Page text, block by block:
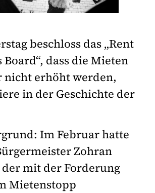
beschloss das „Rent
dass die Mieten
nicht erhöht werden,
in der Geschichte der
Im Februar hatte
Zohran
mit der Forderung
Mietenstopp